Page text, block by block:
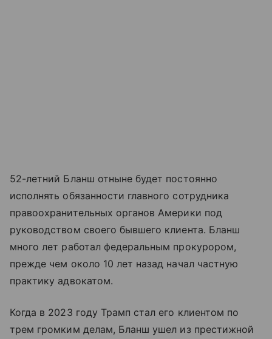
52-летний Бланш отныне будет постоянно
исполнять обязанности главного сотрудника
правоохранительных органов Америки под
руководством своего бывшего клиента. Бланш
много лет работал федеральным прокурором,
прежде чем около 10 лет назад начал частную
практику адвокатом.
Когда в 2023 году Трамп стал его клиентом по
трем громким делам, Бланш ушел из престижной